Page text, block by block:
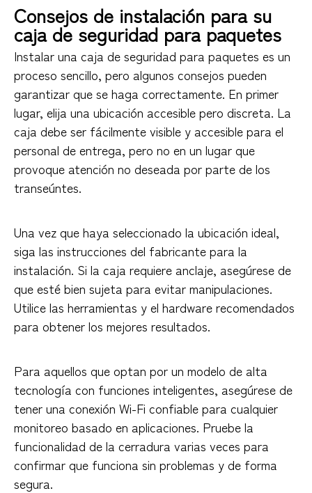
Consejos de instalación para su
caja de seguridad para paquetes
Instalar una caja de seguridad para paquetes es un
proceso sencillo, pero algunos consejos pueden
garantizar que se haga correctamente. En primer
lugar, elija una ubicación accesible pero discreta. La
caja debe ser fácilmente visible y accesible para el
personal de entrega, pero no en un lugar que
provoque atención no deseada por parte de los
transeúntes.
Una vez que haya seleccionado la ubicación ideal,
siga las instrucciones del fabricante para la
instalación. Si la caja requiere anclaje, asegúrese de
que esté bien sujeta para evitar manipulaciones.
Utilice las herramientas y el hardware recomendados
para obtener los mejores resultados.
Para aquellos que optan por un modelo de alta
tecnología con funciones inteligentes, asegúrese de
tener una conexión Wi-Fi confiable para cualquier
monitoreo basado en aplicaciones. Pruebe la
funcionalidad de la cerradura varias veces para
confirmar que funciona sin problemas y de forma
segura.